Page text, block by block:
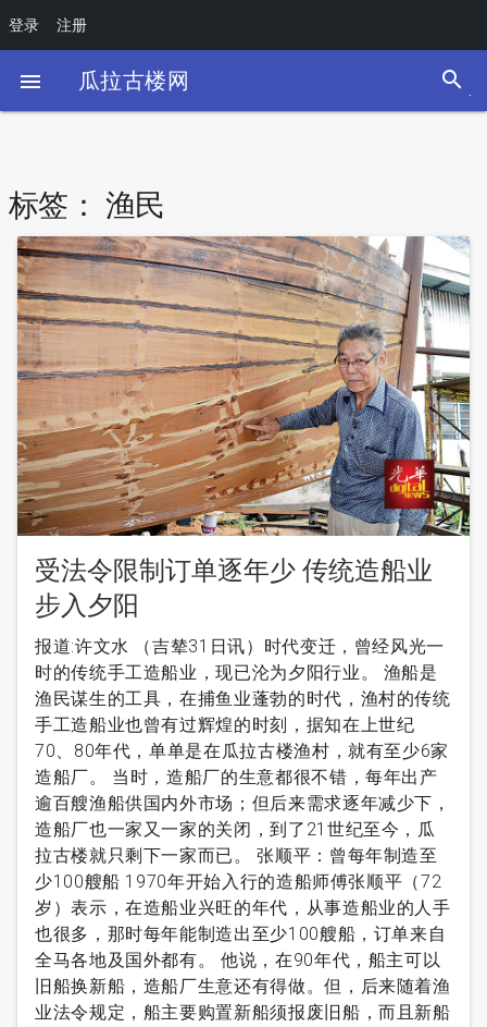
 瓜拉古楼网 search
标签： 渔民
受法令限制订单逐年少 传统造船业
步入夕阳
报道:许文水 （吉辇31日讯）时代变迁，曾经风光一
时的传统手工造船业，现已沦为夕阳行业。 渔船是
渔民谋生的工具，在捕鱼业蓬勃的时代，渔村的传统
手工造船业也曾有过辉煌的时刻，据知在上世纪
70、80年代，单单是在瓜拉古楼渔村，就有至少6家
造船厂。 当时，造船厂的生意都很不错，每年出产
逾百艘渔船供国内外市场；但后来需求逐年减少下，
造船厂也一家又一家的关闭，到了21世纪至今，瓜
拉古楼就只剩下一家而已。 张顺平：曾每年制造至
少100艘船 1970年开始入行的造船师傅张顺平（72
岁）表示，在造船业兴旺的年代，从事造船业的人手
也很多，那时每年能制造出至少100艘船，订单来自
全马各地及国外都有。 他说，在90年代，船主可以
旧船换新船，造船厂生意还有得做。但，后来随着渔
业法令规定，船主要购置新船须报废旧船，而且新船
登录 注册